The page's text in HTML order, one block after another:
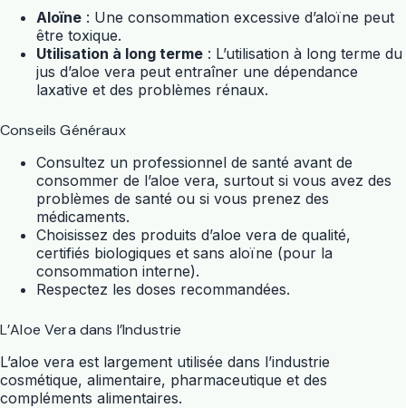
Aloïne : Une consommation excessive d’aloïne peut
être toxique.
Utilisation à long terme : L’utilisation à long terme du
jus d’aloe vera peut entraîner une dépendance
laxative et des problèmes rénaux.
Conseils Généraux
Consultez un professionnel de santé avant de
consommer de l’aloe vera, surtout si vous avez des
problèmes de santé ou si vous prenez des
médicaments.
Choisissez des produits d’aloe vera de qualité,
certifiés biologiques et sans aloïne (pour la
consommation interne).
Respectez les doses recommandées.
L’Aloe Vera dans l’Industrie
L’aloe vera est largement utilisée dans l’industrie
cosmétique, alimentaire, pharmaceutique et des
compléments alimentaires.